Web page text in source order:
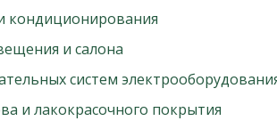
кондиционирования
и салона
систем
и лакокрасочного покрытия